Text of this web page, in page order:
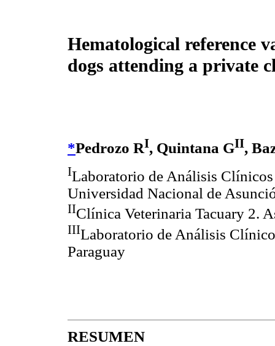
Hematological reference
dogs attending a private
*Pedrozo RI, Quintana GII,
ILaboratorio de Análisis
Universidad Nacional de
IIClínica Veterinaria Tacuary 2.
IIILaboratorio de Análisis
Paraguay
RESUMEN